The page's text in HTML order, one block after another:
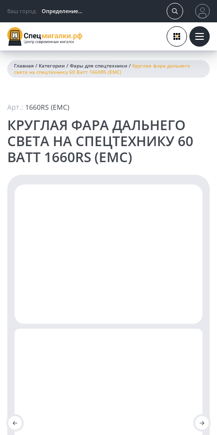
Ваш город: Определение...
Главная / Категории / Фары для спецтехники / Круглая фара дальнего
света на спецтехнику 60 Ватт 1660RS (EMC)
Арт.: 1660RS (EMC)
КРУГЛАЯ ФАРА ДАЛЬНЕГО
СВЕТА НА СПЕЦТЕХНИКУ 60
ВАТТ 1660RS (EMC)